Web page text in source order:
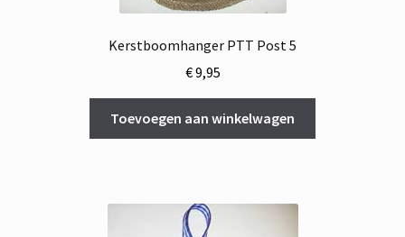
Kerstboomhanger PTT Post 5
€9,95
Toevoegen aan winkelwagen